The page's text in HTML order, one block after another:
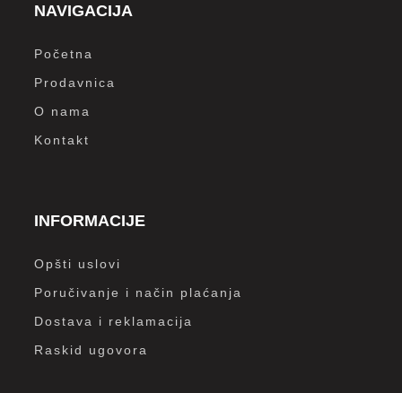
NAVIGACIJA
Početna
Prodavnica
O nama
Kontakt
INFORMACIJE
Opšti uslovi
Poručivanje i način plaćanja
Dostava i reklamacija
Raskid ugovora